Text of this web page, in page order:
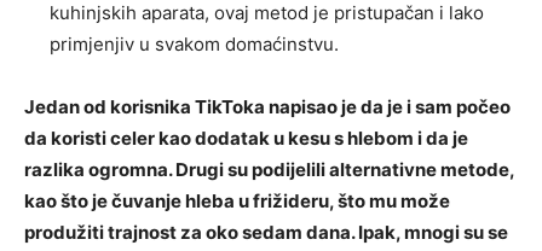
kuhinjskih aparata, ovaj metod je pristupačan i lako
primjenjiv u svakom domaćinstvu.
Jedan od korisnika TikToka napisao je da je i sam počeo
da koristi celer kao dodatak u kesu s hlebom i da je
razlika ogromna. Drugi su podijelili alternativne metode,
kao što je čuvanje hleba u frižideru, što mu može
produžiti trajnost za oko sedam dana. Ipak, mnogi su se